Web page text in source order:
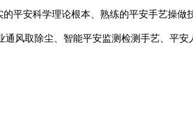
平安科学理论根本、熟练的平安手艺操
风取除尘、智能平安监测检测手艺、平